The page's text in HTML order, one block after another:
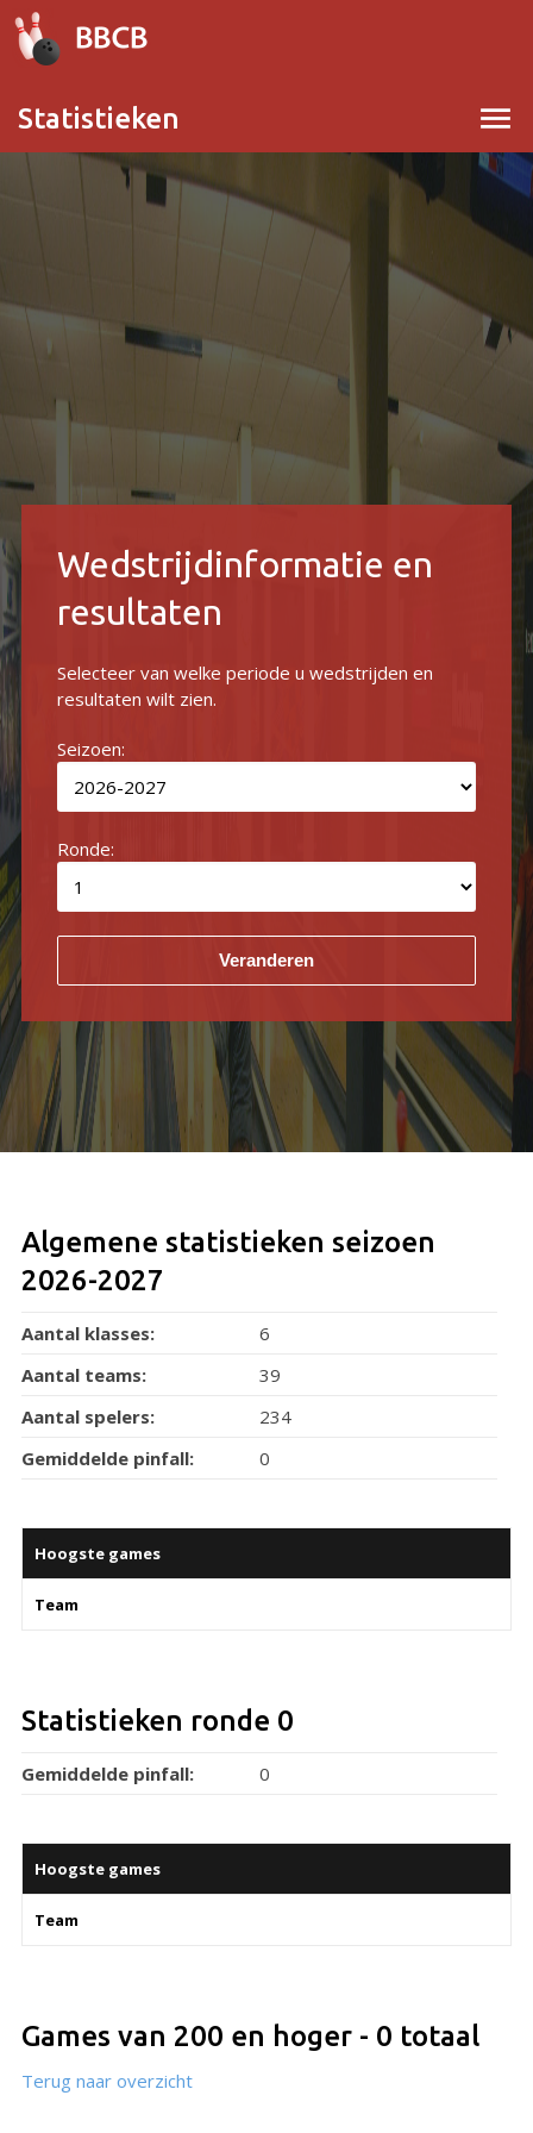
Statistieken menu
Wedstrijdinformatie en
resultaten
Selecteer van welke periode u wedstrijden en
resultaten wilt zien.
Seizoen:
Ronde:
Algemene statistieken seizoen
2026-2027
Aantal klasses:
6
Aantal teams:
39
Aantal spelers:
234
Gemiddelde pinfall:
0
Hoogste games
Team
Statistieken ronde 0
Gemiddelde pinfall: 0
Hoogste games
Team
Games van 200 en hoger - 0 totaal
Terug naar overzicht